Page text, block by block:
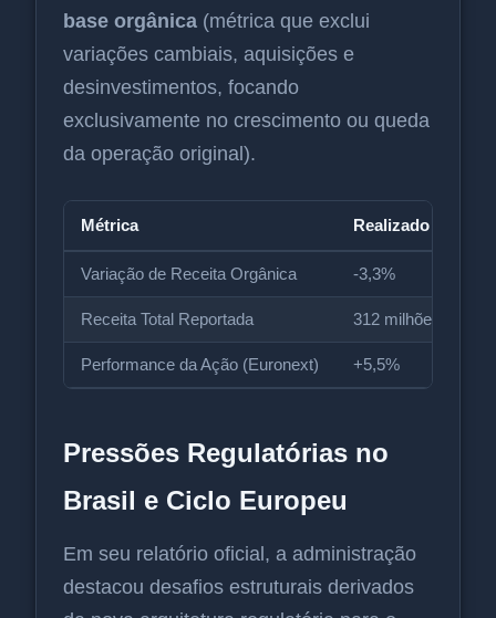
base orgânica (métrica que exclui
variações cambiais, aquisições e
desinvestimentos, focando
exclusivamente no crescimento ou queda
da operação original).
Métrica Realizado (3T)
Variação de Receita Orgânica -3,3%
Receita Total Reportada 312 milhões de
Performance da Ação (Euronext) +5,5%
Pressões Regulatórias no
Brasil e Ciclo Europeu
Em seu relatório oficial, a administração
destacou desafios estruturais derivados